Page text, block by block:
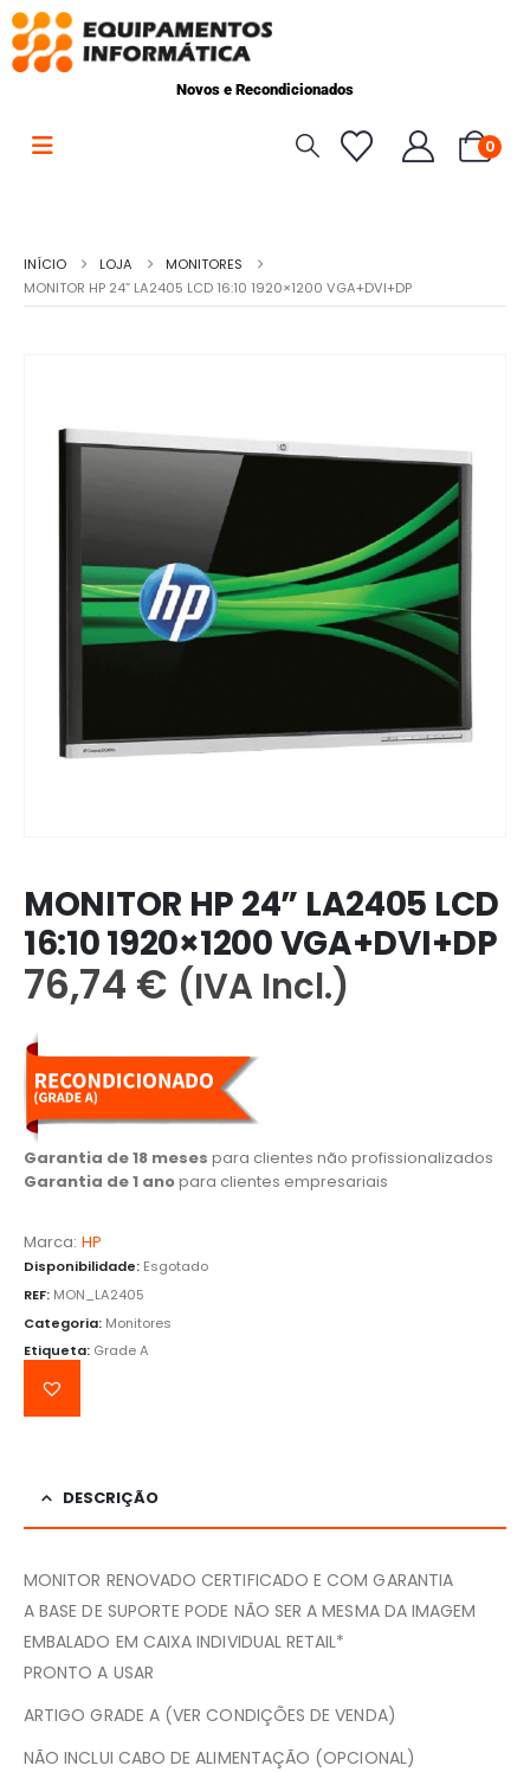
Novos e Recondicionados
0
INÍCIO LOJA
MONITORES
MONITOR HP 24” LA2405 LCD 16:10 1920×1200 VGA+DVI+DP
MONITOR HP 24” LA2405 LCD
16:10 1920×1200 VGA+DVI+DP
76,74 € (IVA Incl.)
Garantia de 18 meses para clientes não profissionalizados
Garantia de 1 anopara clientes empresariais
Marca: HP
Disponibilidade: Esgotado
REF: MON_LA2405
Categoria: Monitores
Etiqueta: Grade A
DESCRIÇÃO
MONITOR RENOVADO CERTIFICADO E COM GARANTIA
A BASE DE SUPORTE PODE NÃO SER A MESMA DA IMAGEM
EMBALADO EM CAIXA INDIVIDUAL RETAIL*
PRONTO A USAR
ARTIGO GRADE A (VER CONDIÇÕES DE VENDA)
NÃO INCLUI CABO DE ALIMENTAÇÃO (OPCIONAL)